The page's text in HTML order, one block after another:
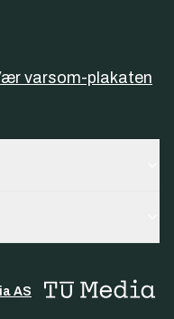
varsom-plakaten
AS